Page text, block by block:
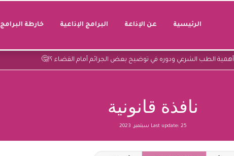
الرئيسية عن الإذاعة البرامج الإذاعية خارطة البرامج
أهمية الطب الشرعي ودوره في توضيح بعض الجرائم أمام القضاء ؟!🤔
نافذة قانونية
Last update: 25 سبتمبر, 2023